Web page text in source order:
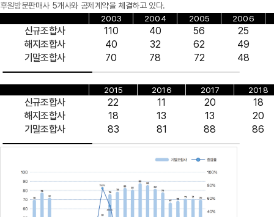
후원방문판매사 5개사와 공제계약을 체결하고 있다.
2003
2004 2005 2006
신규조합사 110 40 56
25
해지조합사
40 32 62
49
기말조합사
70 78 72 48
2015 2016 2017 2018
신규조합사 22 11 20
18
해지조합사
18 13 13
20
기말조합사
83 81 88 86